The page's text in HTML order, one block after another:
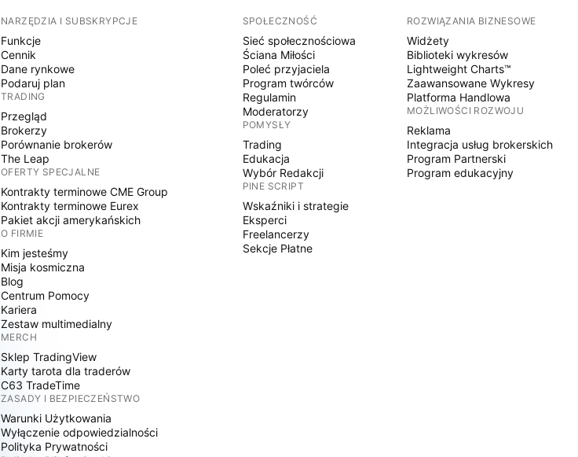
NARZĘDZIA I SUBSKRYPCJE
Funkcje
Cennik
Dane rynkowe
Podaruj plan
TRADING
Przegląd
Brokerzy
Porównanie brokerów
The Leap
OFERTY SPECJALNE
Kontrakty terminowe CME Group
Kontrakty terminowe Eurex
Pakiet akcji amerykańskich
O FIRMIE
Kim jesteśmy
Misja kosmiczna
Blog
Centrum Pomocy
Kariera
Zestaw multimedialny
MERCH
Sklep TradingView
Karty tarota dla traderów
C63 TradeTime
ZASADY I BEZPIECZEŃSTWO
Warunki Użytkowania
Wyłączenie odpowiedzialności
Polityka Prywatności
SPOŁECZNOŚĆ
Sieć społecznościowa
Ściana Miłości
Poleć przyjaciela
Program twórców
Regulamin
Moderatorzy
POMYSŁY
Trading
Edukacja
Wybór Redakcji
PINE SCRIPT
Wskaźniki i strategie
Eksperci
Freelancerzy
Sekcje Płatne
ROZWIĄZANIA BIZNESOWE
Widżety
Biblioteki wykresów
Lightweight Charts™
Zaawansowane Wykresy
Platforma Handlowa
MOŻLIWOŚCI ROZWOJU
Reklama
Integracja usług brokerskich
Program Partnerski
Program edukacyjny